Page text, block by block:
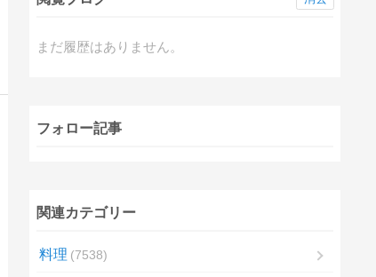
まだ履歴はありません。
フォロー記事
関連カテゴリー
料理 7538